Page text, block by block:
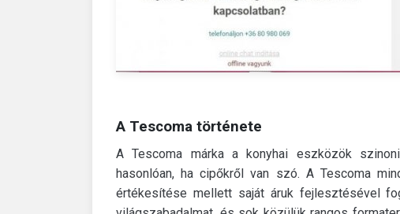
A Tescoma története
A Tescoma márka a konyhai eszközök
hasonlóan, ha cipőkről van szó. A Tescoma
értékesítése mellett saját áruk fejlesztésével